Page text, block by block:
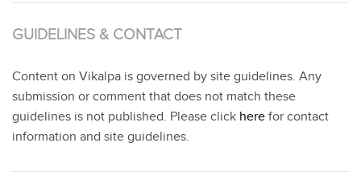
GUIDELINES & CONTACT
Content on Vikalpa is governed by site guidelines. Any
submission or comment that does not match these
guidelines is not published. Please click here for contact
information and site guidelines.